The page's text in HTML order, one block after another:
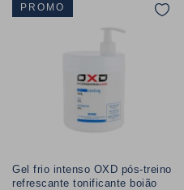
PROMO
Gel frio intenso OXD pós-treino
refrescante tonificante boião